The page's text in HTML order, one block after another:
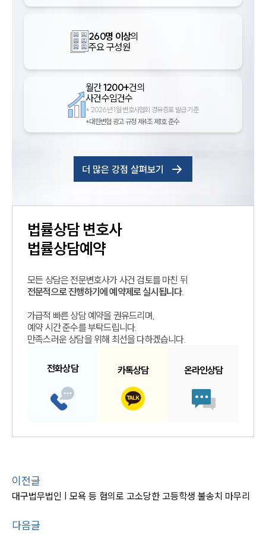
260명 이상의
주요 구성원
월간1200+건의
사건수임건수
* 2026년 1월 변호사협회 경유증표 발급 기준
*대한변협 광고 규정 제4조 제1호 준수
더 많은 강점 살펴보기
법률상담변호사
법률상담예약
모든 상담은 전문변호사가 사건 검토를 마친 뒤
전문적으로 진행하기에 예약제로 실시됩니다.
가급적 빠른 상담 예약을 권유드리며,
예약 시간 준수를 부탁드립니다.
만족스러운 상담을 위해 최선을 다하겠습니다.
전화상담 카톡상담 온라인상담
이전글
대구법무법인 | 모욕 등 혐의로 고소당한 고등학생 불송치 마무리
다음글